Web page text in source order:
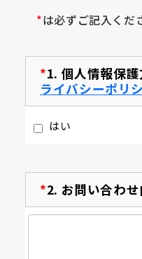
*は必ずご記入くだ
*1. 個人情報保護
ライバシーポリ
はい
*2. お問い合わ